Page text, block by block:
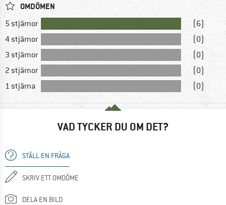
OMDÖMEN
5 stjärnor
(6)
4 stjärnor
(0)
3 stjärnor
(0)
2 stjärnor
(0)
1 stjärna
(0)
VAD TYCKER DU OM DET?
STÄLL EN FRÅGA
SKRIV ETT OMDÖME
DELA EN BILD